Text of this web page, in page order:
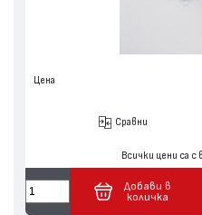
Цена
Сравни
Всички цени са с
Добави в
количка